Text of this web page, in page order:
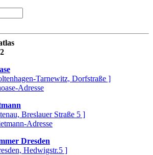
Tarnewitz, Dorfstraße ]
Breslauer Straße 5 ]
Dresden
Hedwigstr.5 ]